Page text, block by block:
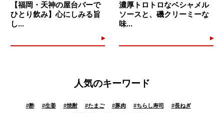
【福岡・天神の屋台バーで
ひとり飲み】心にしみる旨
し...
濃厚トロトロなベシャメル
ソースと、磯クリーミーな
味...
人気のキーワード
#酢 #生姜 #焼酎 #たまご #豚肉 #ちらし寿司 #長ねぎ